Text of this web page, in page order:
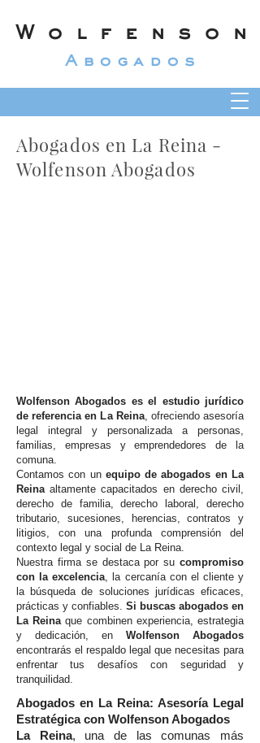
Wolfenson
Abogados
Abogados en La Reina -
Wolfenson Abogados
Wolfenson Abogados es el estudio jurídico
de referencia en La Reina, ofreciendo asesoría
legal integral y personalizada a personas,
familias, empresas y emprendedores de la
comuna.
Contamos con un equipo de abogados en La
Reinaaltamente capacitados en derecho civil,
derecho de familia, derecho laboral, derecho
tributario, sucesiones, herencias, contratos y
litigios, con una profunda comprensión del
contexto legal y social de La Reina.
Nuestra firma se destaca por su compromiso
con la excelencia, la cercanía con el cliente y
la búsqueda de soluciones jurídicas eficaces,
prácticas y confiables. Si buscas abogados en
La Reinaque combinen experiencia, estrategia
y dedicación, en Wolfenson Abogados
encontrarás el respaldo legal que necesitas para
enfrentar tus desafíos con seguridad y
tranquilidad.
Abogados en La Reina: Asesoría Legal
Estratégica con Wolfenson Abogados
La Reina, una de las comunas más